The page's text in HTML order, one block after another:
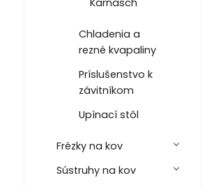
Karnasch
Chladenia a
rezné kvapaliny
Príslušenstvo k
závitníkom
Upínací stôl
Frézky na kov
Sústruhy na kov